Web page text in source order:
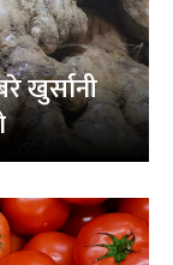
खुर्सानी